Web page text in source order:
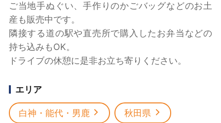
ご当地手ぬぐい、手作りのかごバッグなどのお土
産も販売中です。
隣接する道の駅や直売所で購入したお弁当などの
持ち込みもOK。
ドライブの休憩に是非お立ち寄りください。
エリア
白神・能代・男鹿 秋田県